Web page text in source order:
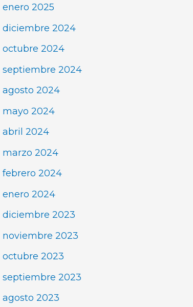
enero 2025
diciembre 2024
octubre 2024
septiembre 2024
agosto 2024
mayo 2024
abril 2024
marzo 2024
febrero 2024
enero 2024
diciembre 2023
noviembre 2023
octubre 2023
septiembre 2023
agosto 2023